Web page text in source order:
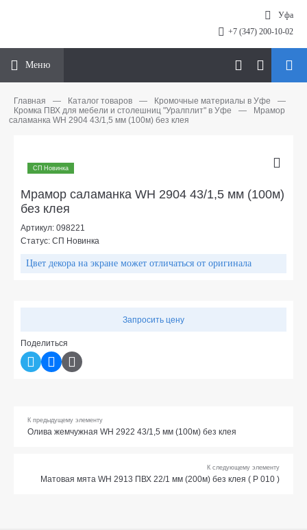
Уфа
+7 (347) 200-10-02
Меню
Главная — Каталог товаров — Кромочные материалы в Уфе
—
Кромка ПВХ для мебели и столешниц "Уралплит" в Уфе
—
Мрамор
саламанка WH 2904 43/1,5 мм (100м) без клея
СП Новинка
Мрамор саламанка WH 2904 43/1,5 мм (100м)
без клея
Артикул: 098221
Статус: СП Новинка
Цвет декора на экране может отличаться от оригинала
Запросить цену
Поделиться
К предыдущему элементу
Олива жемчужная WH 2922 43/1,5 мм (100м) без клея
К следующему элементу
Матовая мята WH 2913 ПВХ 22/1 мм (200м) без клея ( Р 010 )